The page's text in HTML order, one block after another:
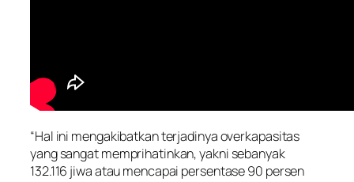
“Hal ini mengakibatkan terjadinya overkapasitas
yang sangat memprihatinkan, yakni sebanyak
132.116 jiwa atau mencapai persentase 90 persen